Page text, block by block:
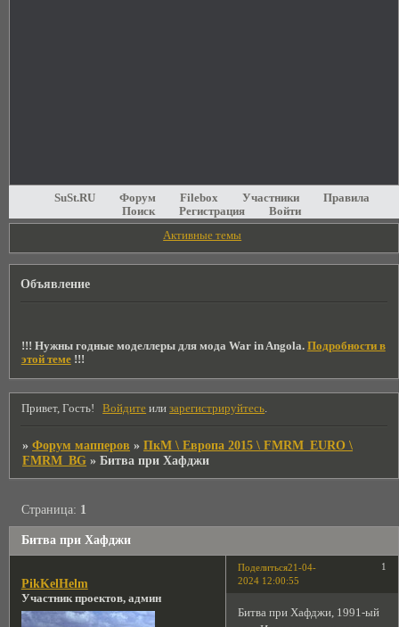
SuSt.RU Форум Filebox Участники
Правила
Поиск
Регистрация
Войти
Активные темы
Объявление
!!! Нужны годные моделлеры для мода War in Angola. Подробности в
этой теме!!!
Привет, Гость! Войдите илизарегистрируйтесь.
»Форум мапперов »ПкМ \ Европа 2015 \ FMRM_EURO \
FMRM_BG »Битва при Хафджи
Битва при Хафджи
Страница: 1
Поделиться 1
21-04-
2024 12:00:55
PikKelHelm
Участник проектов, админ
Битва при Хафджи, 1991-ый